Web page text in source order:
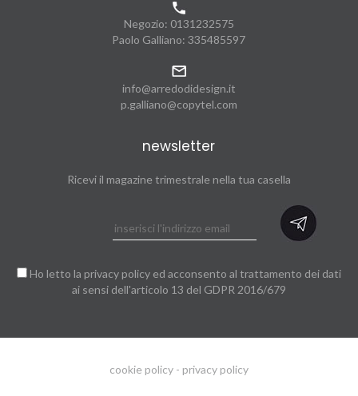
Negozio: 0131232575
Paolo Galliano:335485597
info@arredodidesign.it
p.galliano@copytel.com
newsletter
Ricevi il magazine trimestrale nella tua casella
Ho letto la privacy policy ed acconsento al trattamento dei dati
ai sensi dell'articolo 13 del GDPR 2016/679
cookie policy - privacy policy